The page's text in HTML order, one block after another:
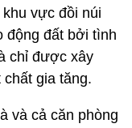
vực đồi núi
động đất bởi tình
chỉ được xây
gia tăng.
và cả căn phòng